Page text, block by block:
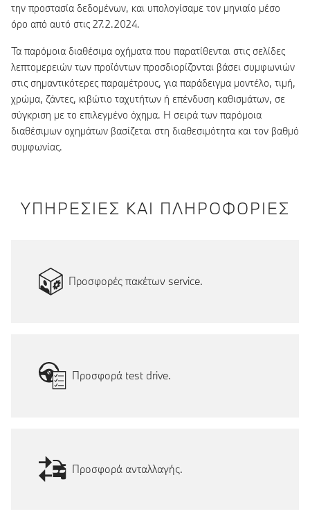
την προστασία δεδομένων, και υπολογίσαμε τον μηνιαίο μέσο
όρο από αυτό στις 27.2.2024.
Τα παρόμοια διαθέσιμα οχήματα που παρατίθενται στις σελίδες
λεπτομερειών των προϊόντων προσδιορίζονται βάσει συμφωνιών
στις σημαντικότερες παραμέτρους, για παράδειγμα μοντέλο, τιμή,
χρώμα, ζάντες, κιβώτιο ταχυτήτων ή επένδυση καθισμάτων, σε
σύγκριση με το επιλεγμένο όχημα. Η σειρά των παρόμοια
διαθέσιμων οχημάτων βασίζεται στη διαθεσιμότητα και τον βαθμό
συμφωνίας.
ΥΠΗΡΕΣΙΕΣ ΚΑΙ ΠΛΗΡΟΦΟΡΙΕΣ
Προσφορές πακέτων service.
Προσφορά test drive.
Προσφορά ανταλλαγής.